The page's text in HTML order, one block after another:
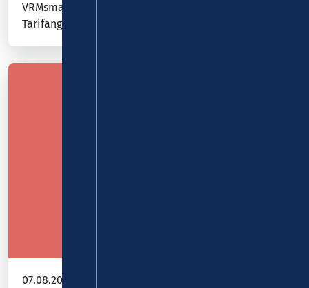
VRMsmart, so heißt das neue, clevere und moderne
Tarifangebot des VRM.
07.08.2026